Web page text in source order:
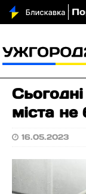
з кіньми у
міста не
16.05.2023